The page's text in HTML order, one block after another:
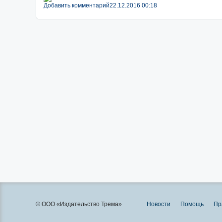
Добавить комментарий22.12.2016 00:18
© ООО «Издательство Трема» Новости Помощь